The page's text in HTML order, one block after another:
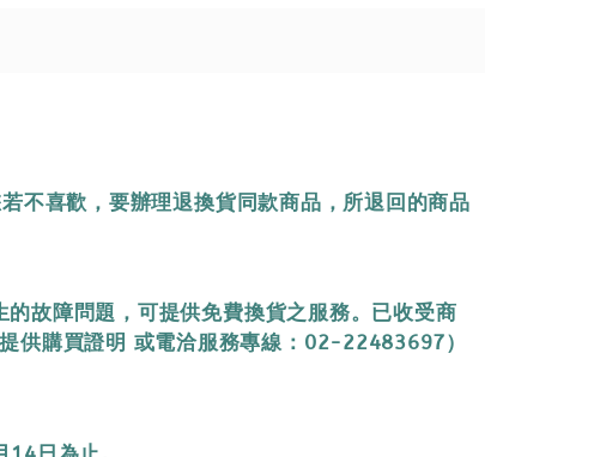
不喜歡，要辦理退換貨同款商品，所退回的商品
故障問題，可提供免費換貨之服務。已收受商
供購買證明 或電洽服務專線：02-22483697）